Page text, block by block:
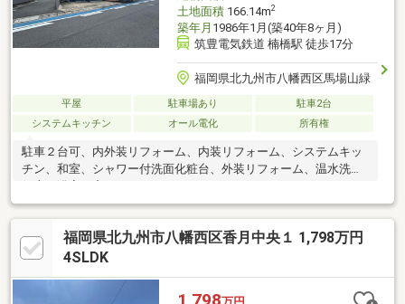
土地面積166.14m2
築年月 1986年1月(築40年8ヶ月)
筑豊電気鉄道 楠橋駅 徒歩17分
福岡県北九州市八幡西区馬場山緑
平屋 駐車場あり
駐車2台
システムキッチン
オール電化 所有権
駐車２台可、内外装リフォーム、内装リフォーム、システムキッ
チン、和室、シャワー付洗面化粧台、外装リフォーム、温水洗浄
便座、浴室に窓、ＩＨクッキングヒーター
福岡県北九州市八幡西区香月中央１ 1,798万円
4SLDK
1,798